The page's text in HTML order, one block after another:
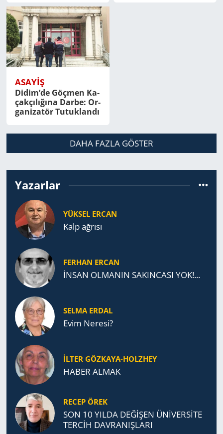
ASAYİŞ
Didim’de Göç­men Ka­
çak­çı­lı­ğı­na Darbe: Or­
ga­ni­za­tör Tu­tuk­lan­dı
DAHA FAZLA GÖSTER
Yazarlar
YÜKSEL ERCAN
Kalp ağrısı
FERHAN ERCAN
İNSAN OLMANIN SAKINCASI YOK!...
SELMA ERDAL
Evim Neresi?
İLTER GÖZKAYA-HOLZHEY
HABER ALMAK
RECEP ÖREK
SON 10 YILDA DEĞİŞEN ÜNİVERSİTE
TERCİH DAVRANIŞLARI